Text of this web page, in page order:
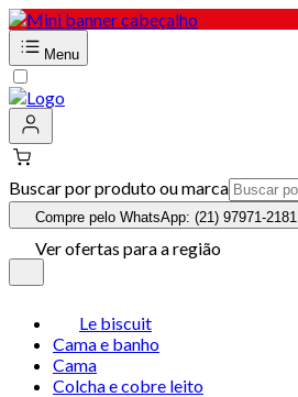
Menu
Buscar por produto ou marca
Compre pelo WhatsApp: (21) 97971-2181
Ver ofertas para a região
Le biscuit
Cama e banho
Cama
Colcha e cobre leito